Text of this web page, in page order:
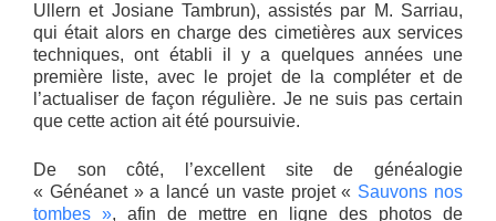
Ullern et Josiane Tambrun), assistés par M. Sarriau,
qui était alors en charge des cimetières aux services
techniques, ont établi il y a quelques années une
première liste, avec le projet de la compléter et de
l’actualiser de façon régulière. Je ne suis pas certain
que cette action ait été poursuivie.
De son côté, l’excellent site de généalogie
« Généanet » a lancé un vaste projet « Sauvons nos
tombes », afin de mettre en ligne des photos de